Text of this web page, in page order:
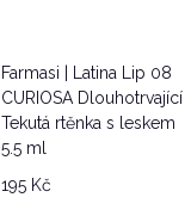
Farmasi | Latina Lip 08
CURIOSA Dlouhotrvající
Tekutá rtěnka s leskem
5.5 ml
195 Kč